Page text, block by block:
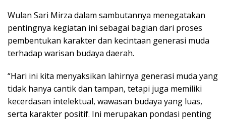
Wulan Sari Mirza dalam sambutannya menegatakan
pentingnya kegiatan ini sebagai bagian dari proses
pembentukan karakter dan kecintaan generasi muda
terhadap warisan budaya daerah.
“Hari ini kita menyaksikan lahirnya generasi muda yang
tidak hanya cantik dan tampan, tetapi juga memiliki
kecerdasan intelektual, wawasan budaya yang luas,
serta karakter positif. Ini merupakan pondasi penting